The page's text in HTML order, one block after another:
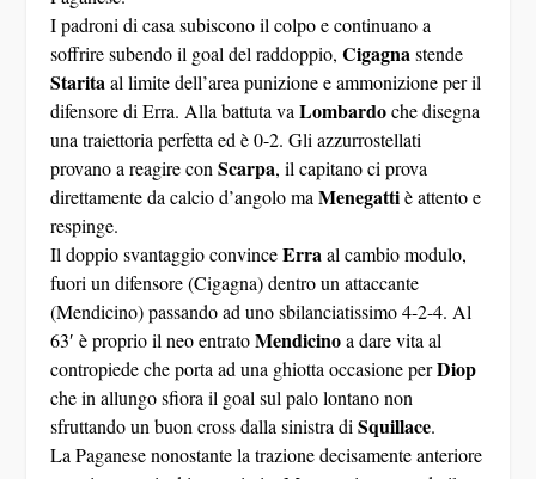
I padroni di casa subiscono il colpo e continuano a
soffrire subendo il goal del raddoppio, Cigagna stende
Starita
al limite dell’area punizione e ammonizione per il
difensore di Erra. Alla battuta vaLombardo
che disegna
una traiettoria perfetta ed è 0-2. Gli azzurrostellati
provano a reagire con Scarpa
, il capitano ci prova
direttamente da calcio d’angolo maMenegatti è attento e
respinge.
Il doppio svantaggio convinceErra
al cambio modulo,
fuori un difensore (Cigagna) dentro un attaccante
(Mendicino) passando ad uno sbilanciatissimo 4-2-4. Al
63′ è proprio il neo entratoMendicino
a dare vita al
contropiede che porta ad una ghiotta occasione perDiop
che in allungo sfiora il goal sul palo lontano non
sfruttando un buon cross dalla sinistra di Squillace
La Paganese nonostante la trazione decisamente anteriore
non riesce mai ad impensierire Menegatti mostrando il